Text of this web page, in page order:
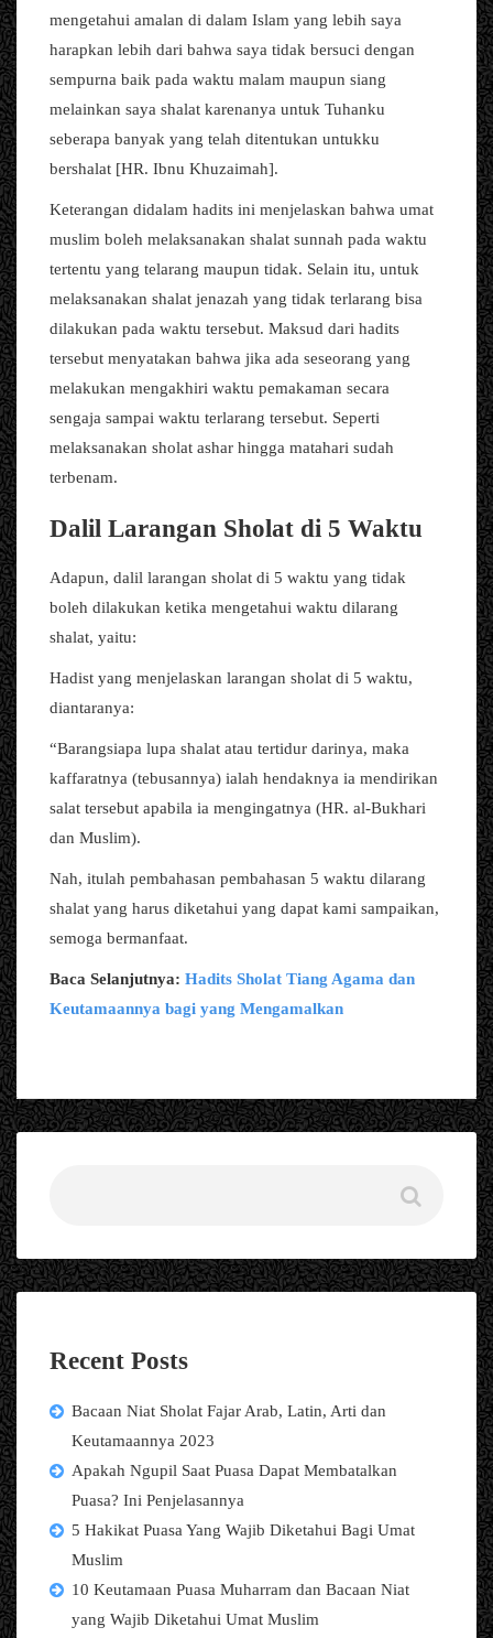
mengetahui amalan di dalam Islam yang lebih saya
harapkan lebih dari bahwa saya tidak bersuci dengan
sempurna baik pada waktu malam maupun siang
melainkan saya shalat karenanya untuk Tuhanku
seberapa banyak yang telah ditentukan untukku
bershalat [HR. Ibnu Khuzaimah].
Keterangan didalam hadits ini menjelaskan bahwa umat
muslim boleh melaksanakan shalat sunnah pada waktu
tertentu yang telarang maupun tidak. Selain itu, untuk
melaksanakan shalat jenazah yang tidak terlarang bisa
dilakukan pada waktu tersebut. Maksud dari hadits
tersebut menyatakan bahwa jika ada seseorang yang
melakukan mengakhiri waktu pemakaman secara
sengaja sampai waktu terlarang tersebut. Seperti
melaksanakan sholat ashar hingga matahari sudah
terbenam.
Dalil Larangan Sholat di 5 Waktu
Adapun, dalil larangan sholat di 5 waktu yang tidak
boleh dilakukan ketika mengetahui waktu dilarang
shalat, yaitu:
Hadist yang menjelaskan larangan sholat di 5 waktu,
diantaranya:
“Barangsiapa lupa shalat atau tertidur darinya, maka
kaffaratnya (tebusannya) ialah hendaknya ia mendirikan
salat tersebut apabila ia mengingatnya (HR. al-Bukhari
dan Muslim).
Nah, itulah pembahasan pembahasan 5 waktu dilarang
shalat yang harus diketahui yang dapat kami sampaikan,
semoga bermanfaat.
Baca Selanjutnya: Hadits Sholat Tiang Agama dan
Keutamaannya bagi yang Mengamalkan
Recent Posts
Bacaan Niat Sholat Fajar Arab, Latin, Arti dan
Keutamaannya 2023
Apakah Ngupil Saat Puasa Dapat Membatalkan
Puasa? Ini Penjelasannya
5 Hakikat Puasa Yang Wajib Diketahui Bagi Umat
Muslim
10 Keutamaan Puasa Muharram dan Bacaan Niat
yang Wajib Diketahui Umat Muslim